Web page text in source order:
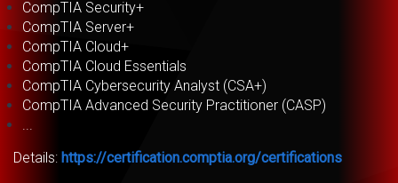
CompTIA Security+
CompTIA Server+
CompTIA Cloud+
CompTIA Cloud Essentials
CompTIA Cybersecurity Analyst (CSA+)
CompTIA Advanced Security Practitioner (CASP)
...
Details: https://certification.comptia.org/certifications